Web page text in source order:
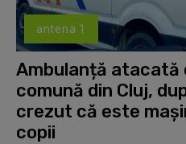
antena 1
Ambulanță
comună din Cluj,
crezut că este
copii